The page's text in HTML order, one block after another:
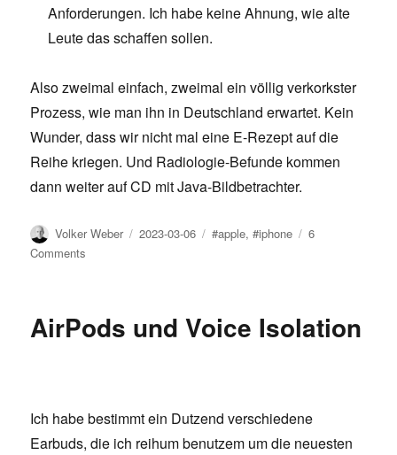
Anforderungen. Ich habe keine Ahnung, wie alte
Leute das schaffen sollen.
Also zweimal einfach, zweimal ein völlig verkorkster
Prozess, wie man ihn in Deutschland erwartet. Kein
Wunder, dass wir nicht mal eine E-Rezept auf die
Reihe kriegen. Und Radiologie-Befunde kommen
dann weiter auf CD mit Java-Bildbetrachter.
Author
Volker Weber
Posted
2023-03-06 Tags
#apple,#iphone
6
Comments
super-
AirPods und Voice Isolation
Ich habe bestimmt ein Dutzend verschiedene
Earbuds, die ich reihum benutzem um die neuesten